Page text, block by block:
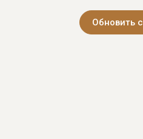
Обновить